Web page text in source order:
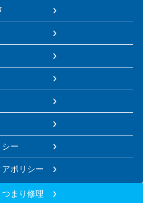
ー
ポリシー
つまり修理